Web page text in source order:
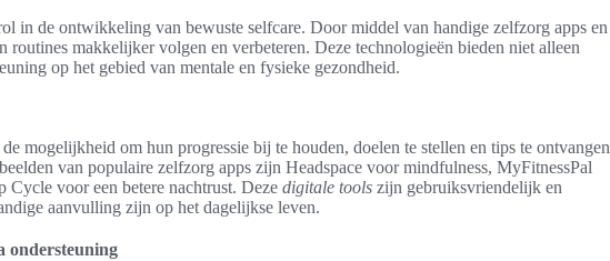
in de ontwikkeling van bewuste selfcare. Door middel van handige zelfzorg apps en
routines makkelijker volgen en verbeteren. Deze technologieën bieden niet alleen
op het gebied van mentale en fysieke gezondheid.
mogelijkheid om hun progressie bij te houden, doelen te stellen en tips te ontvangen
van populaire zelfzorg apps zijn Headspace voor mindfulness, MyFitnessPal
Cycle voor een betere nachtrust. Deze digitale tools zijn gebruiksvriendelijk en
aanvulling zijn op het dagelijkse leven.
ondersteuning